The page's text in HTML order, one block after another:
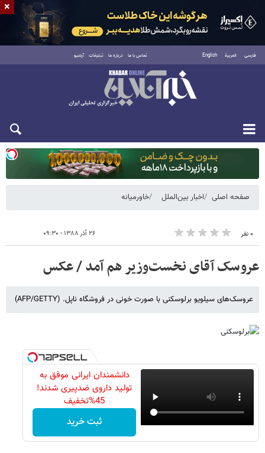
فارسی العربية English تماس با ما درباره ما تبلیغات آرشیو
دوشنبه ۱۹ مرداد ۱۴۰۵
صفحه اصلی اخبار بین‌الملل خاورمیانه
۰ نفر ۲۶ آذر ۱۳۸۸ - ۰۹:۳۰
عروسک آقای نخست‌وزیر هم آمد / عکس
عروسک‌های سیلویو برلوسکنی با صورت خونی در فروشگاه ناپل. (AFP/GETTY)
دانشمندان ایرانی موفق به
تولید داروی ضدپیری شدند!
45%تخفیف
ثبت خرید
×